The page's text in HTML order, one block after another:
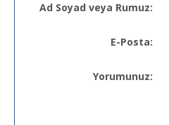
Ad Soyad veya Rumuz:
E-Posta:
Yorumunuz: